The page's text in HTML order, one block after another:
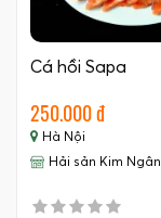
Cá hồi Sapa
250.000 đ
Hà Nội
Hải sản Kim Ngân